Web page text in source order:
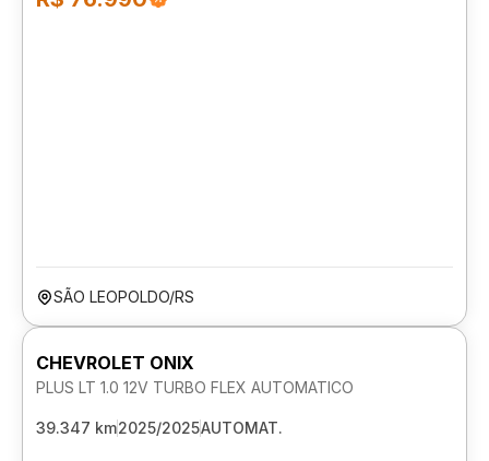
SÃO LEOPOLDO/RS
CHEVROLET ONIX
PLUS LT 1.0 12V TURBO FLEX AUTOMATICO
39.347 km2025/2025AUTOMAT.